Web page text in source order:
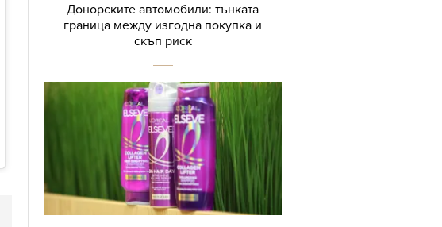
Донорските автомобили: тънката
граница между изгодна покупка и
скъп риск